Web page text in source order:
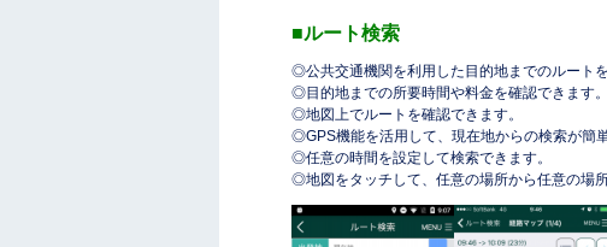
■ルート検索
◎公共交通機関を利用した目的地までのルートを
◎目的地までの所要時間や料金を確認できます。
◎地図上でルートを確認できます。
◎GPS機能を活用して、現在地からの検索が簡
◎任意の時間を設定して検索できます。
◎地図をタッチして、任意の場所から任意の場